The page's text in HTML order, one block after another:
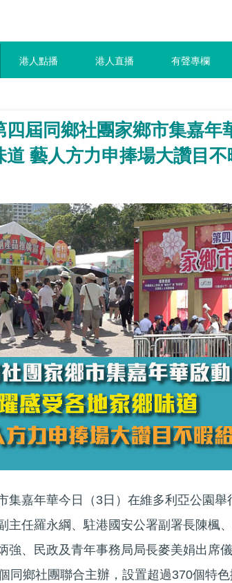
港人點播 港人直播 有聲專欄
四屆同鄉社團家鄉市集嘉年
道 藝人方力申捧場大讚目不
集嘉年華今日（3日）在維多利亞公園
主任羅永綱、駐港國安公署副署長陳楓
強、民政及青年事務局局長麥美娟出席
同鄉社團聯合主辦，設置超過370個特